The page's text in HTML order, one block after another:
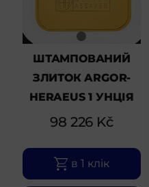
ШТАМПОВАНИЙ
ЗЛИТОК ARGOR-
HERAEUS 1 УНЦІЯ
98 226 Kč
в 1 клік